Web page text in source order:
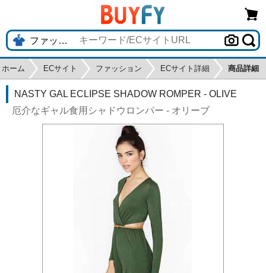
ホーム ECサイト ファッション ECサイト詳細 商品詳細
NASTY GAL ECLIPSE SHADOW ROMPER - OLIVE
厄介なギャル食用シャドウロンパー - オリーブ